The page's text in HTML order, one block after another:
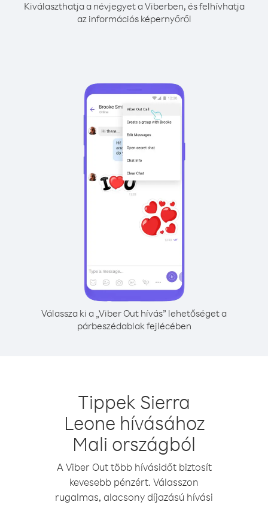
Kiválaszthatja a névjegyet a Viberben, és felhívhatja
az információs képernyőről
Válassza ki a „Viber Out hívás” lehetőséget a
párbeszédablak fejlécében
Tippek Sierra
Leone hívásához
Mali országból
A Viber Out több hívásidőt biztosít
kevesebb pénzért. Válasszon
rugalmas, alacsony díjazású hívási